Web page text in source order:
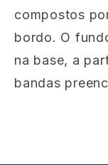
compostos
bordo. O
na base, a
bandas